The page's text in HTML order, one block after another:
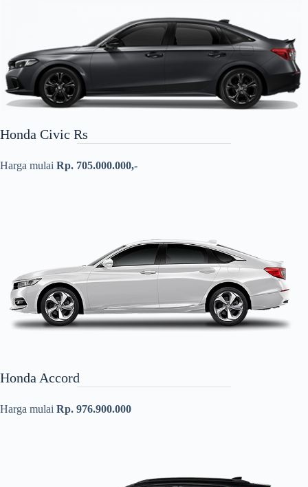
Honda Civic Rs
Harga mulai Rp. 705.000.000,-
Honda Accord
Harga mulai Rp. 976.900.000